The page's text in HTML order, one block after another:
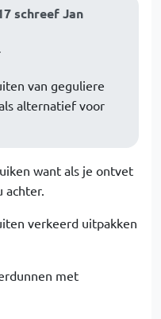
schreef Jan
van geguliere
alternatief voor
want als je ontvet
achter.
verkeerd uitpakken
met